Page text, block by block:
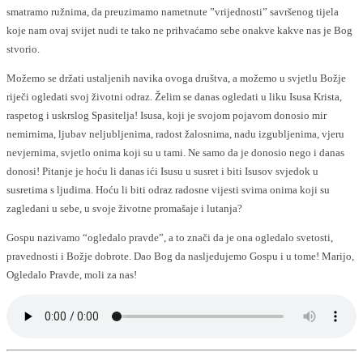
smatramo ružnima, da preuzimamo nametnute ”vrijednosti” savršenog tijela
koje nam ovaj svijet nudi te tako ne prihvaćamo sebe onakve kakve nas je Bog
stvorio.
Možemo se držati ustaljenih navika ovoga društva, a možemo u svjetlu Božje
riječi ogledati svoj životni odraz. Želim se danas ogledati u liku Isusa Krista,
raspetog i uskrslog Spasitelja! Isusa, koji je svojom pojavom donosio mir
nemirnima, ljubav neljubljenima, radost žalosnima, nadu izgubljenima, vjeru
nevjernima, svjetlo onima koji su u tami. Ne samo da je donosio nego i danas
donosi! Pitanje je hoću li danas ići Isusu u susret i biti Isusov svjedok u
susretima s ljudima. Hoću li biti odraz radosne vijesti svima onima koji su
zagledani u sebe, u svoje životne promašaje i lutanja?
Gospu nazivamo “ogledalo pravde”, a to znači da je ona ogledalo svetosti,
pravednosti i Božje dobrote. Dao Bog da nasljedujemo Gospu i u tome! Marijo,
Ogledalo Pravde, moli za nas!